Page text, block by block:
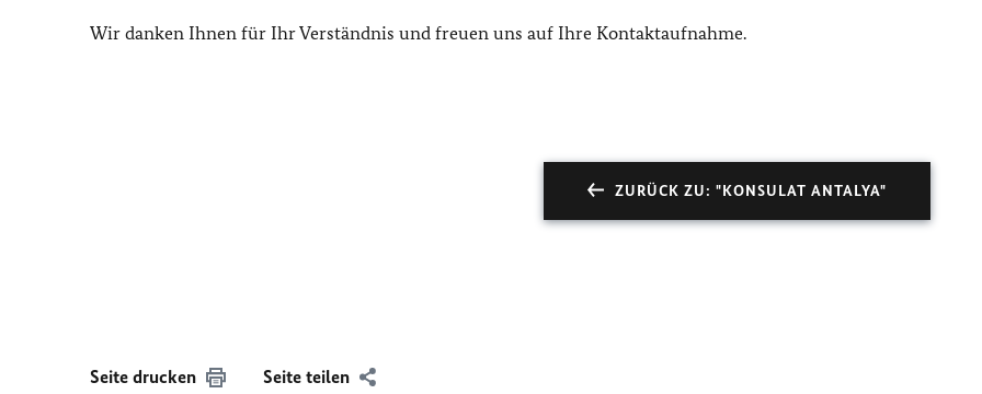
Wir danken Ihnen für Ihr Verständnis und freuen uns auf Ihre Kontaktaufnahme.
ZURÜCK ZU: "KONSULAT ANTALYA"
Seite drucken Seite teilen